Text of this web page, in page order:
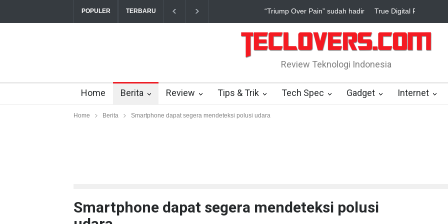
POPULER TERBARU True Digital Plus janji dukung pengembang game Indonesia Yahoo
Review Teknologi Indonesia
Home Berita Review Tips & Trik Tech Spec Gadget Internet
Home Berita Smartphone dapat segera mendeteksi polusi udara
Smartphone dapat segera mendeteksi polusi